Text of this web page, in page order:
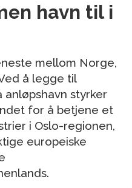
havn til i
mellom Norge,
å legge til
anløpshavn styrker
for å betjene et
i Oslo-regionen,
europeiske